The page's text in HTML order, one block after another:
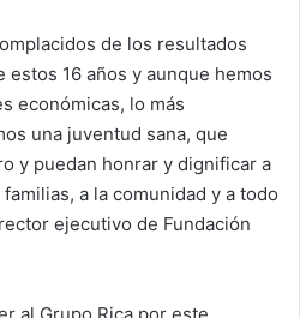
de los resultados
16 años y aunque hemos
económicas, lo más
una juventud sana, que
y puedan honrar y dignificar a
a la comunidad y a todo
ejecutivo de Fundación